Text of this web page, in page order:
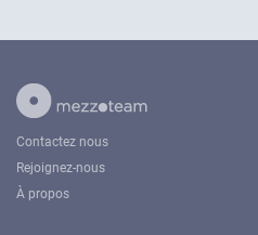
Contactez nous
Rejoignez-nous
À propos